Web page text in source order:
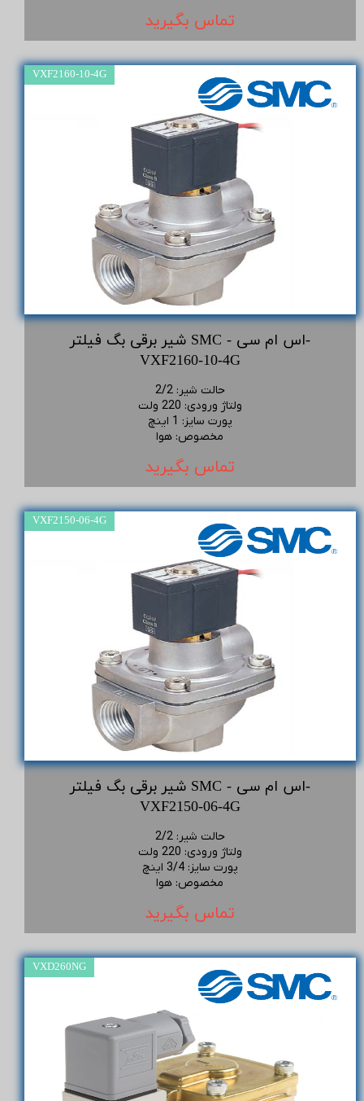
تماس بگیرید
شیر برقی بگ فیلتر SMC - اس ام سی-
VXF2160-10-4G
حالت شیر:
2/2
ولتاژ ورودی: 220 ولت
پورت سایز: 1 اینچ
مخصوص: هوا
تماس بگیرید
VXF2160-10-4G
شیر برقی بگ فیلتر SMC - اس ام سی-
VXF2150-06-4G
حالت شیر:
2/2
ولتاژ ورودی: 220 ولت
پورت سایز:3/4 اینچ
مخصوص: هوا
تماس بگیرید
VXF2150-06-4G
VXD260NG